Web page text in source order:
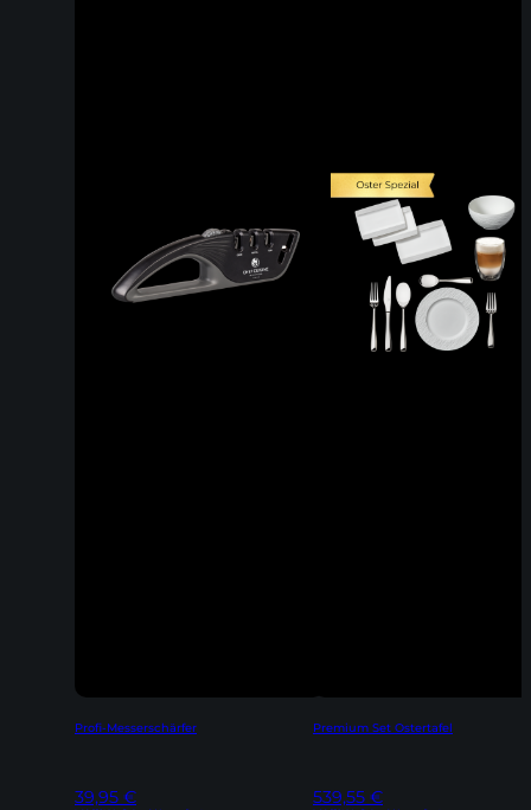
Profi-Messerschärfer
39,95 €
Premium Set Ostertafel
539,55 €